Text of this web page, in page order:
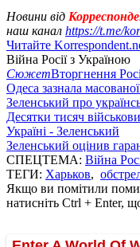
Новини від
наш канал https://t.me/
Читайте
Війна Росії з Україною
СюжетВторгнення
Одеса зазнала
Зеленський про
Десятки тисяч
Україні - Зеленський
Зеленський оцінив
СПЕЦТЕМА: Війна
ТЕГИ: Харьков,
Якщо ви помітили
натисніть Ctrl + Enter,